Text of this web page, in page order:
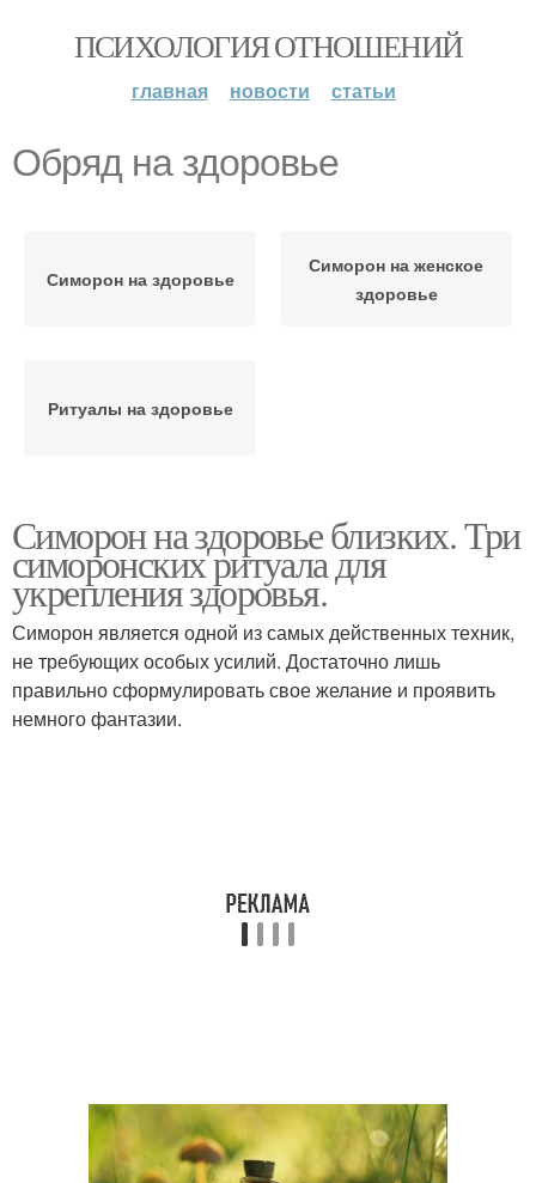
ПСИХОЛОГИЯ ОТНОШЕНИЙ
главная новости статьи
Обряд на здоровье
Симорон на здоровье
Симорон на женское
здоровье
Ритуалы на здоровье
Симорон на здоровье близких. Три
симоронских ритуала для
укрепления здоровья.
Симорон является одной из самых действенных техник,
не требующих особых усилий. Достаточно лишь
правильно сформулировать свое желание и проявить
немного фантазии.